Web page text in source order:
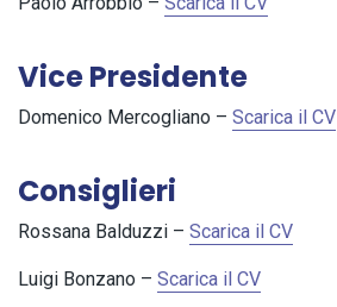
Vice Presidente
Domenico Mercogliano – Scarica il CV
Consiglieri
Rossana Balduzzi – Scarica il CV
Luigi Bonzano – Scarica il CV